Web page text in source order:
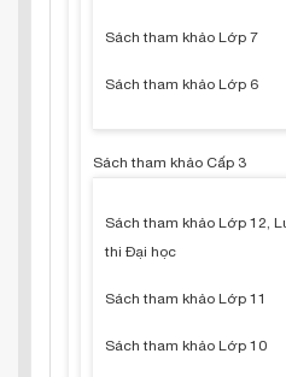
Sách tham khảo Lớp 7
Sách tham khảo Lớp 6
Sách tham khảo Cấp 3
Sách tham khảo Lớp 12,
thi Đại học
Sách tham khảo Lớp 11
Sách tham khảo Lớp 10